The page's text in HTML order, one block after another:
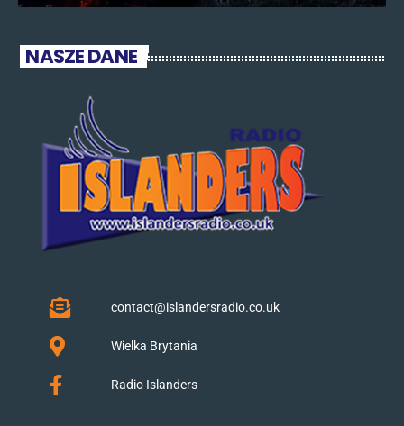
NASZE DANE
contact@islandersradio.co.uk
Wielka Brytania
Radio Islanders